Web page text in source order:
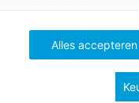
Alles accepteren